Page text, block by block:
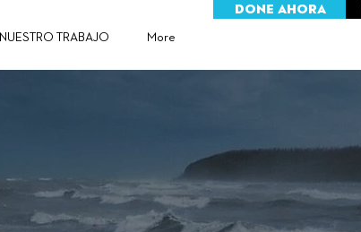
NUESTRO TRABAJO More
Done ahora